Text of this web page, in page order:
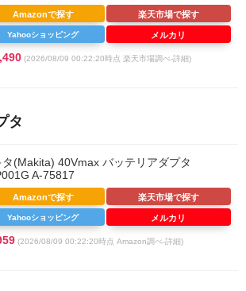
(2026/08/09 00:22:20時点 楽天市場調べ-詳細)
Amazonで探す 楽天市場で探す
Yahooショッピング メルカリ
タ
タ(Makita) 40Vmax バッテリアダプタ
A-75817
(2026/08/09 00:22:20時点 Amazon調べ-詳細)
Amazonで探す 楽天市場で探す
Yahooショッピング メルカリ